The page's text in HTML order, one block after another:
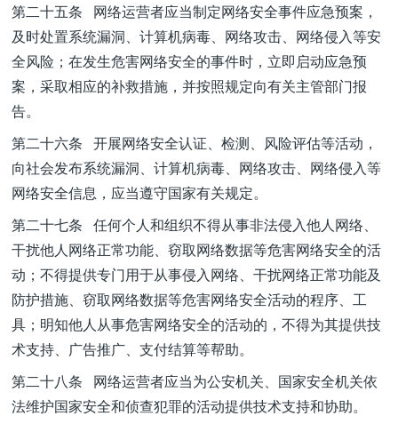
第二十五条 网络运营者应当制定网络安全事件应急预案，
及时处置系统漏洞、计算机病毒、网络攻击、网络侵入等安
全风险；在发生危害网络安全的事件时，立即启动应急预
案，采取相应的补救措施，并按照规定向有关主管部门报
告。
第二十六条 开展网络安全认证、检测、风险评估等活动，
向社会发布系统漏洞、计算机病毒、网络攻击、网络侵入等
网络安全信息，应当遵守国家有关规定。
第二十七条 任何个人和组织不得从事非法侵入他人网络、
干扰他人网络正常功能、窃取网络数据等危害网络安全的活
动；不得提供专门用于从事侵入网络、干扰网络正常功能及
防护措施、窃取网络数据等危害网络安全活动的程序、工
具；明知他人从事危害网络安全的活动的，不得为其提供技
术支持、广告推广、支付结算等帮助。
第二十八条 网络运营者应当为公安机关、国家安全机关依
法维护国家安全和侦查犯罪的活动提供技术支持和协助。